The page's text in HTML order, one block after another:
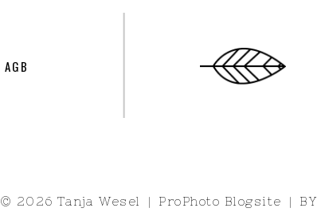
AGB
© 2026 Tanja Wesel | ProPhoto Blogsite | BY